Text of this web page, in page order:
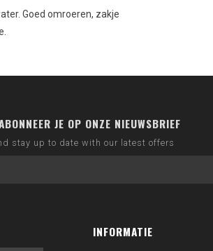
Goed omroeren, zakje
JE OP ONZE NIEUWSBRIEF
stay up to date with our latest offers
INFORMATIE